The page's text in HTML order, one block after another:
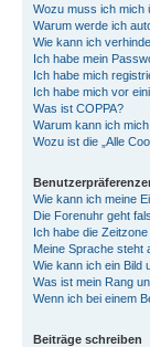
Wozu muss ich mich
Warum werde ich
Wie kann ich
Ich habe mein
Ich habe mich
Ich habe mich vor
Was ist COPPA?
Warum kann ich
Wozu ist die „Alle
Wie kann ich meine
Die Forenuhr geht
Ich habe die
Meine Sprache steht
Wie kann ich ein Bild
Was ist mein Rang
Wenn ich bei einem
Beiträge schreiben